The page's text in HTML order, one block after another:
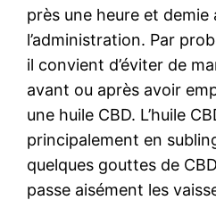
près une heure et demie
l’administration. Par
il convient d’éviter de
avant ou après avoir
une huile CBD. L’huile
principalement en
quelques gouttes de
passe aisément les